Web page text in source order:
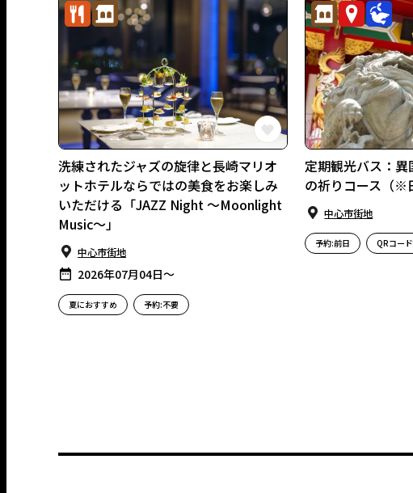
グルメ歴史・⽂化
この長崎の体験をお
洗練されたジャズの旋律と長崎マリオ
ットホテルならではの美食をお楽しみ
いただける「JAZZ Night ～Moonlight
Music～」
中⼼市街地
2026年07月04日〜
夏におすすめ 予約:不要
歴史・⽂
観
定期観光バス：
の祈りコース（※
中⼼市街地
予約:前日 QRコー